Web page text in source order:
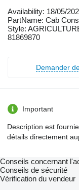
Availability: 18/05/
PartName: Cab
Style:
81869870
Demander
Important
Description est
détails directement
Conseils concernant
Conseils de sécurité
Vérification du vendeur